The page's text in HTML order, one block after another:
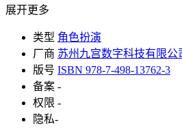
展开更多
类型 角色扮演
厂商 苏州九宫数字科技有限公
版号 ISBN 978-7-498-13762-3
备案 -
权限 -
隐私-